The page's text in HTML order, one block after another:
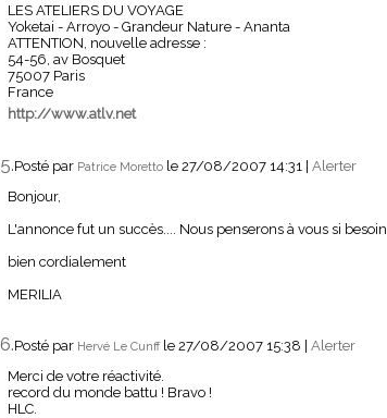
LES ATELIERS DU VOYAGE
Yoketai - Arroyo - Grandeur Nature - Ananta
ATTENTION, nouvelle adresse :
54-56, av Bosquet
75007 Paris
France
http://www.atlv.net
5.Posté par Patrice Moretto le 27/08/2007 14:31
Alerter
Bonjour,
L'annonce fut un succès.... Nous penserons à vous si besoin
bien cordialement
MERILIA
6.Posté par Hervé Le Cunff le 27/08/2007 15:38
Alerter
Merci de votre réactivité.
record du monde battu ! Bravo !
HLC.